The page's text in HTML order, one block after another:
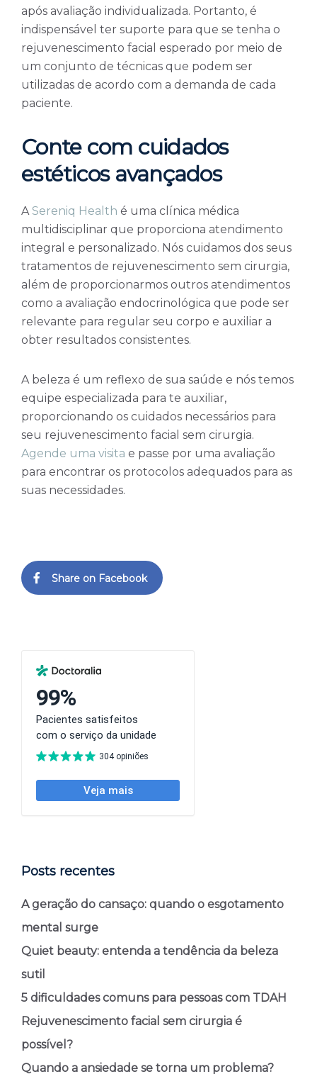
após avaliação individualizada. Portanto, é
indispensável ter suporte para que se tenha o
rejuvenescimento facial esperado por meio de
um conjunto de técnicas que podem ser
utilizadas de acordo com a demanda de cada
paciente.
Conte com cuidados
estéticos avançados
ASereniq Health é uma clínica médica
multidisciplinar que proporciona atendimento
integral e personalizado. Nós cuidamos dos seus
tratamentos de rejuvenescimento sem cirurgia,
além de proporcionarmos outros atendimentos
como a avaliação endocrinológica que pode ser
relevante para regular seu corpo e auxiliar a
obter resultados consistentes.
A beleza é um reflexo de sua saúde e nós temos
equipe especializada para te auxiliar,
proporcionando os cuidados necessários para
seu rejuvenescimento facial sem cirurgia.
Agende uma visita e passe por uma avaliação
para encontrar os protocolos adequados para as
suas necessidades.
Share on Facebook
Posts recentes
A geração do cansaço: quando o esgotamento
mental surge
Quiet beauty: entenda a tendência da beleza
sutil
5 dificuldades comuns para pessoas com TDAH
Rejuvenescimento facial sem cirurgia é
possível?
Quando a ansiedade se torna um problema?